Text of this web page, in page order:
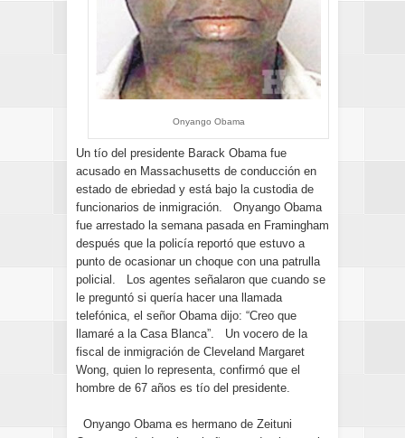
Onyango Obama
Un tío del presidente Barack Obama fue
acusado en Massachusetts de conducción en
estado de ebriedad y está bajo la custodia de
funcionarios de inmigración. Onyango Obama
fue arrestado la semana pasada en Framingham
después que la policía reportó que estuvo a
punto de ocasionar un choque con una patrulla
policial. Los agentes señalaron que cuando se
le preguntó si quería hacer una llamada
telefónica, el señor Obama dijo: “Creo que
llamaré a la Casa Blanca”. Un vocero de la
fiscal de inmigración de Cleveland Margaret
Wong, quien lo representa, confirmó que el
hombre de 67 años es tío del presidente.
Onyango Obama es hermano de Zeituni